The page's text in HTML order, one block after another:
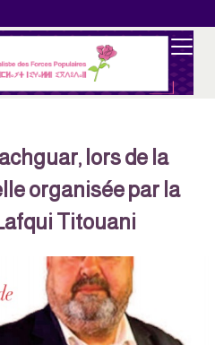
lors de la
organisée par la
Titouani